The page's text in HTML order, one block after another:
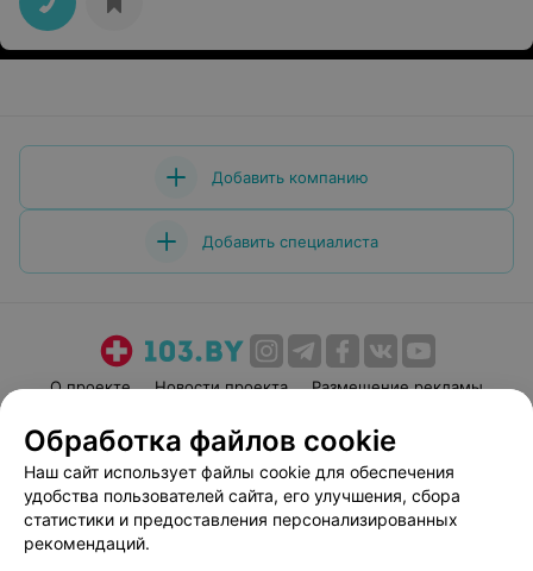
Добавить компанию
Добавить специалиста
О проекте Новости проекта
Размещение рекламы
Пользовательское соглашение
Способы оплаты
Вакансии
Партнеры
Написать руководителю 103.by
Обработка файлов cookie
Наш сайт использует файлы cookie для обеспечения
удобства пользователей сайта, его улучшения, сбора
статистики и предоставления персонализированных
рекомендаций.